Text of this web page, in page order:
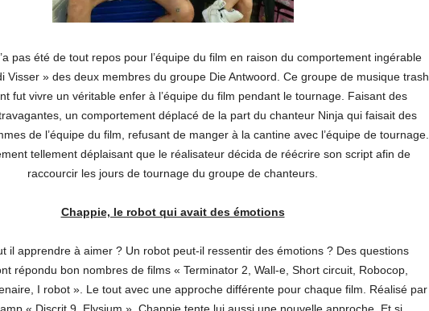
pas été de tout repos pour l’équipe du film en raison du comportement ingérable
Visser » des deux membres du groupe Die Antwoord. Ce groupe de musique trash
fut vivre un véritable enfer à l’équipe du film pendant le tournage. Faisant des
un comportement déplacé de la part du chanteur Ninja qui faisait des
de l’équipe du film, refusant de manger à la cantine avec l’équipe de tournage.
tellement déplaisant que le réalisateur décida de réécrire son script afin de
raccourcir les jours de tournage du groupe de chanteurs.
Chappie, le robot qui avait des émotions
il apprendre à aimer ? Un robot peut-il ressentir des émotions ? Des questions
répondu bon nombres de films « Terminator 2, Wall-e, Short circuit, Robocop,
I robot ». Le tout avec une approche différente pour chaque film. Réalisé par
« Discrit 9, Elysium », Chappie tente lui aussi une nouvelle approche. Et si